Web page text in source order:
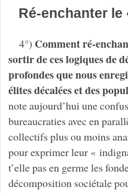
Ré-enchanter le
4°) Comment ré-
sortir de ces logiques de
profondes que nous
élites décalées et des
note aujourd’hui une
bureaucraties avec en
collectifs plus ou moins
pour exprimer leur «
t’elle pas en germe les
décomposition sociétale